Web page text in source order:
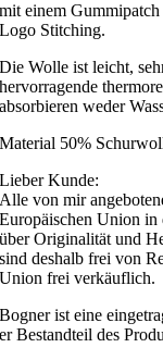
mit einem
Logo Stitching.
Die Wolle ist leicht,
hervorragende
absorbieren weder
Material 50%
Lieber Kunde:
Alle von mir
Europäischen Union in
über Originalität und
sind deshalb frei von
Union frei verkäuflich.
Bogner ist eine
er Bestandteil des